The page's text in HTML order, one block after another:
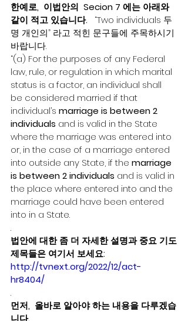
한예로,  이법안의  Secion 7 에는 아래와
같이 적고 있습니다.
   “Two individuals 두
명 개인의” 라고 적힌 문구들에 주목하시기
바랍니다.
“(a) For the purposes of any Federal
law, rule, or regulation in which marital
status is a factor, an individual shall
be considered married if that
individual’s marriage is between 2
individuals and is valid in the State
where the marriage was entered into
or, in the case of a marriage entered
into outside any State, if the marriage
is between 2 individuals and is valid in
the place where entered into and the
marriage could have been entered
into in a State.
.
법안에 대한 좀 더 자세한 설명과 중요 기도
제목들은 여기서 보세요:
http://tvnext.org/2022/12/act-
hr8404/
.
먼저,  올바로 알아야 하는 내용을 다루겠습
니다.